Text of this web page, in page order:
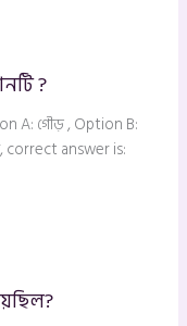
?
A: গৌড় , Option B:
correct answer is: